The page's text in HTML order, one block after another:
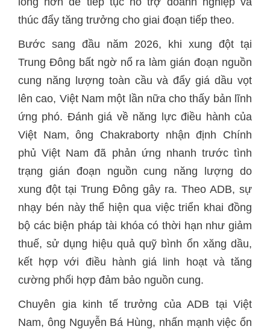
thúc đẩy tăng trưởng cho giai đoạn tiếp theo.
Bước sang đầu năm 2026, khi xung đột tại
Trung Đông bất ngờ nổ ra làm gián đoạn nguồn
cung năng lượng toàn cầu và đẩy giá dầu vọt
lên cao, Việt Nam một lần nữa cho thấy bản lĩnh
ứng phó. Đánh giá về năng lực điều hành của
Việt Nam, ông Chakraborty nhận định Chính
phủ Việt Nam đã phản ứng nhanh trước tình
trạng gián đoạn nguồn cung năng lượng do
xung đột tại Trung Đông gây ra. Theo ADB, sự
nhạy bén này thể hiện qua việc triển khai đồng
bộ các biện pháp tài khóa có thời hạn như giảm
thuế, sử dụng hiệu quả quỹ bình ổn xăng dầu,
kết hợp với điều hành giá linh hoạt và tăng
cường phối hợp đảm bảo nguồn cung.
Chuyên gia kinh tế trưởng của ADB tại Việt
Nam, ông Nguyễn Bá Hùng, nhấn mạnh việc ổn